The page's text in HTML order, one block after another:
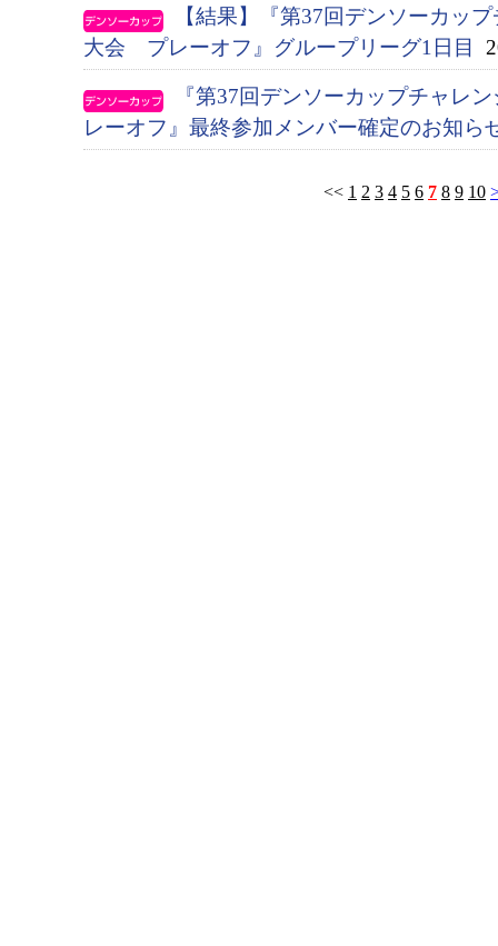
【結果】『第37回デンソーカッ
大会 プレーオフ』グループリーグ1日目
『第37回デンソーカップチャ
レーオフ』最終参加メンバー確定のお知ら
<< 1 2 3 4 5 6 7 8 9 10